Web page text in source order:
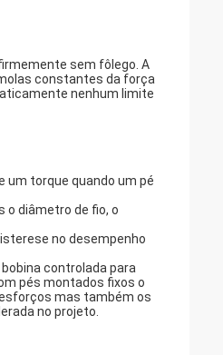
sem fôlego. A
constantes da força
nenhum limite
um torque quando um pé
o diâmetro de fio, o
no desempenho
controlada para
pés montados fixos o
mas também os
no projeto.